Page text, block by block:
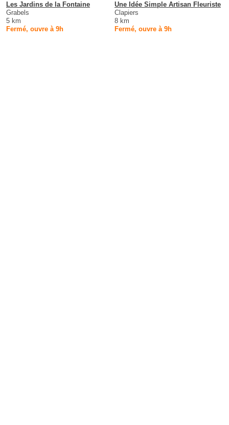
Les Jardins de la Fontaine
Grabels
5 km
Fermé, ouvre à 9h
Une Idée Simple Artisan Fleuriste
Clapiers
8 km
Fermé, ouvre à 9h